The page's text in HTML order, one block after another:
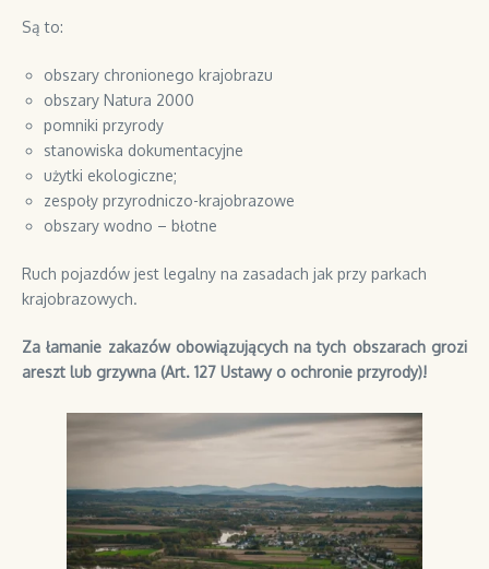
Są to:
obszary chronionego krajobrazu
obszary Natura 2000
pomniki przyrody
stanowiska dokumentacyjne
użytki ekologiczne;
zespoły przyrodniczo-krajobrazowe
obszary wodno – błotne
Ruch pojazdów jest legalny na zasadach jak przy parkach
krajobrazowych.
Za łamanie zakazów obowiązujących na tych obszarach grozi
areszt lub grzywna (Art. 127 Ustawy o ochronie przyrody)!